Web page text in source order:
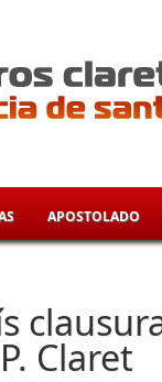
APOSTOLADO
Claret